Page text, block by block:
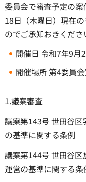
委員会で審査予定の
18日（木曜日）現在
のでご承知おきくださ
開催日 令和7年9月
開催場所 第4委員会
1.議案審査
議案第143号 世田谷
の基準に関する条例
議案第144号 世田谷
運営の基準に関する